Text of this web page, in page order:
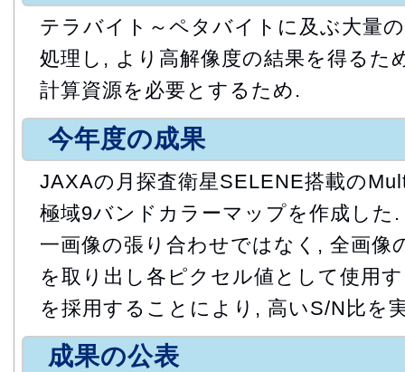
テラバイト～ペタバイトに及ぶ大量
処理し, より高解像度の結果を得るた
計算資源を必要とするため.
今年度の成果
JAXAの月探査衛星SELENE搭載の
極域9バンドカラーマップを作成した
一画像の張り合わせではなく, 全画像
を取り出し各ピクセル値として使用
を採用することにより, 高いS/N比を
成果の公表